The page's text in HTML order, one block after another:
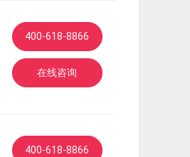
400-618-8866
在线咨询
400-618-8866